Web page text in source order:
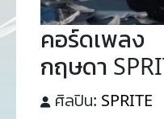
คอร์ดเพลง
กฤษดา
ศิลปิน: SPRITE